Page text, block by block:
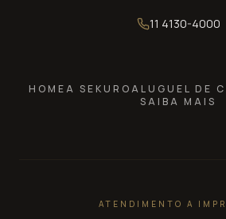
11 4130-4000
HOMEA SEKUROALUGUEL DE
SAIBA MAIS
ATENDIMENTO A